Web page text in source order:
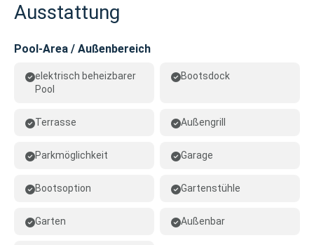
Ausstattung
Pool-Area / Außenbereich
elektrisch beheizbarer
Pool
Bootsdock
Terrasse Außengrill
Parkmöglichkeit Garage
Bootsoption Gartenstühle
Garten Außenbar